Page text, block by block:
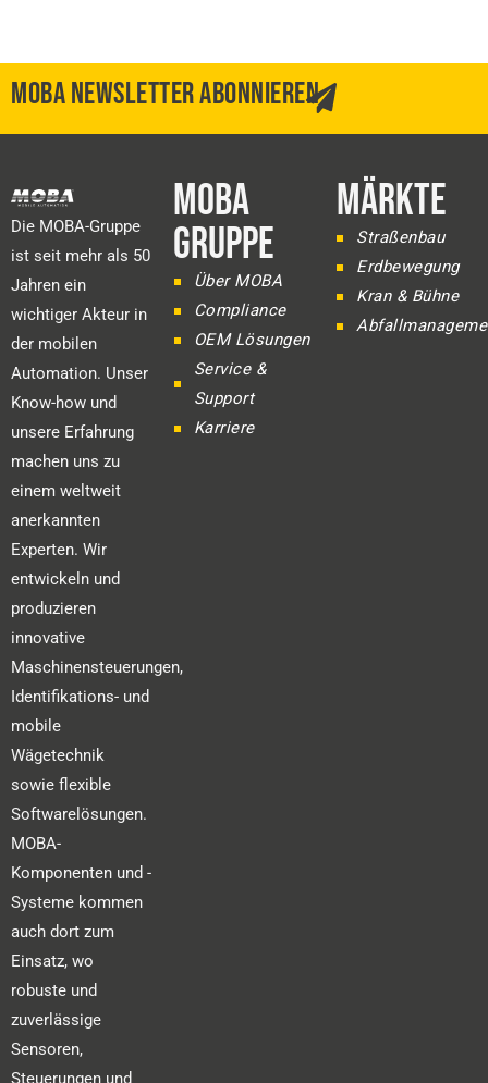
MOBA NEWSLETTER ABONNIEREN
Die MOBA-Gruppe
ist seit mehr als 50
Jahren ein
wichtiger Akteur in
der mobilen
Automation. Unser
Know-how und
unsere Erfahrung
machen uns zu
einem weltweit
anerkannten
Experten. Wir
entwickeln und
produzieren
innovative
Maschinensteuerungen,
Identifikations- und
mobile
Wägetechnik
sowie flexible
Softwarelösungen.
MOBA-
Komponenten und -
Systeme kommen
auch dort zum
Einsatz, wo
robuste und
zuverlässige
Sensoren,
Steuerungen und
MOBA
GRUPPE
Über MOBA
Compliance
OEM Lösungen
Service &
Support
Karriere
MÄRKTE
Straßenbau
Erdbewegung
Kran & Bühne